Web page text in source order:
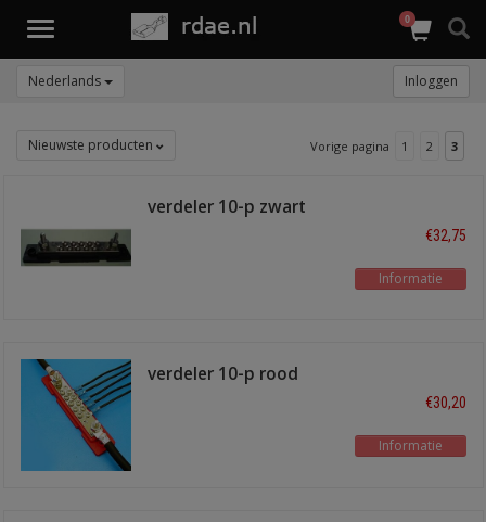
Toggle
0
Nederlands Inloggen
Nieuwste producten Vorige pagina 1 2 3
verdeler 10-p zwart
€32,75
Informatie
verdeler 10-p rood
€30,20
Informatie